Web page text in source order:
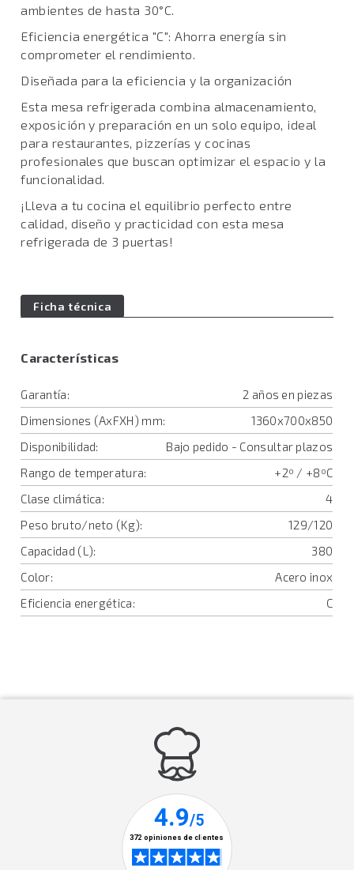
ambientes de hasta 30°C.
Eficiencia energética "C": Ahorra energía sin
comprometer el rendimiento.
Diseñada para la eficiencia y la organización
Esta mesa refrigerada combina almacenamiento,
exposición y preparación en un solo equipo, ideal
para restaurantes, pizzerías y cocinas
profesionales que buscan optimizar el espacio y la
funcionalidad.
¡Lleva a tu cocina el equilibrio perfecto entre
calidad, diseño y practicidad con esta mesa
refrigerada de 3 puertas!
Ficha técnica
Características
Garantía:
2 años en piezas
Dimensiones (AxFXH) mm:
1360x700x850
Disponibilidad:
Bajo pedido - Consultar plazos
Rango de temperatura:
+2º / +8ºC
Clase climática:
4
Peso bruto/neto (Kg):
129/120
Capacidad (L):
380
Color:
Acero inox
Eficiencia energética:
C